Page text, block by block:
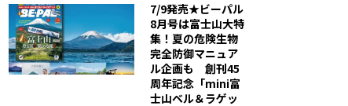
7/9発売★ビーパル
8月号は富士山大特
集！夏の危険生物
完全防御マニュア
ル企画も 創刊45
周年記念「mini富
士山ベル＆ラゲッ